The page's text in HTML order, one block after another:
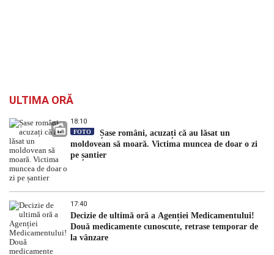
ULTIMA ORĂ
18:10
FOTO
Șase români, acuzați că au lăsat un
moldovean să moară. Victima muncea de doar o zi
pe șantier
17:40
Decizie de ultimă oră a Agenției Medicamentului!
Două medicamente cunoscute, retrase temporar de
la vânzare